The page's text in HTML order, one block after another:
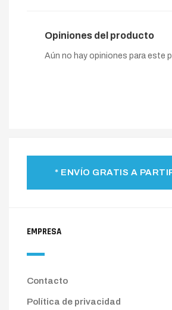
Opiniones del producto
Aún no hay opiniones para este
* ENVÍO GRATIS A
EMPRESA
Contacto
Política de privacidad